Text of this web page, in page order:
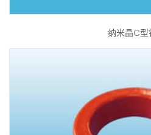
纳米晶C型